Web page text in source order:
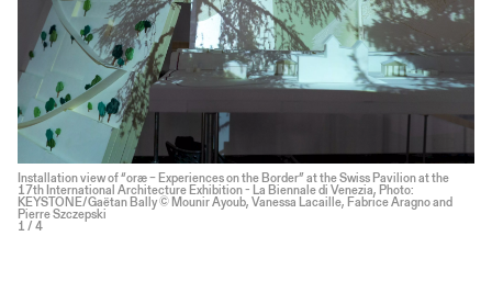
Installation view of “oræ – Experiences on the Border” at the Swiss Pavilion at the
17th International Architecture Exhibition - La Biennale di Venezia, Photo:
KEYSTONE/Gaëtan Bally © Mounir Ayoub, Vanessa Lacaille, Fabrice Aragno and
Pierre Szczepski
1 / 4